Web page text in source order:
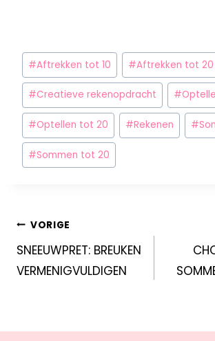
#Aftrekken tot 10 #Aftrekken tot 20
#Creatieve rekenopdracht #
#Optellen tot 20 #Rekenen #
#Sommen tot 20
VORIGE
SNEEUWPRET: BREUKEN
VERMENIGVULDIGEN